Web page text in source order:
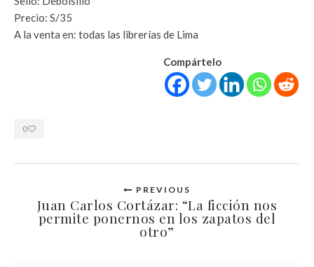
Precio: S/35
A la venta en: todas las librerías de Lima
Compártelo
0
PREVIOUS
Juan Carlos Cortázar: “La ficción nos
permite ponernos en los zapatos del
otro”